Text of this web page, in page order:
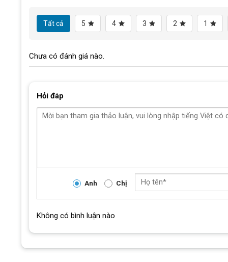
Khung xe đạp Touring
Xe đạp Nesto Cat sử dụng loại phanh cơ chữ C Promax,
tốc độ cao.
Tất cả 5 4 3 2 1
Chưa có đánh giá nào.
Hỏi đáp
Anh Chị
Không có bình luận nào